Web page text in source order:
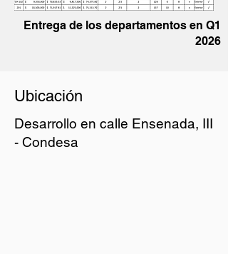
Entrega de los departamentos en Q1
2026
Ubicación
Desarrollo en calle Ensenada, III
- Condesa